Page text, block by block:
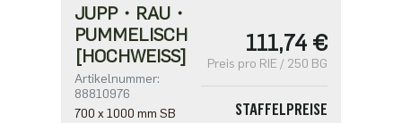
JUPP・RAU・
PUMMELISCH
[HOCHWEISS]
Artikelnummer:
88810976
700 x 1000 mm SB
111,74 €
Preis pro RIE / 250 BG
STAFFELPREISE